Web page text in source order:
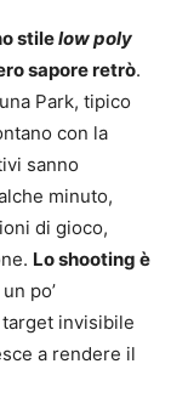
stilelow poly
sapore retrò.
Park, tipico
con la
sanno
minuto,
di gioco,
Lo shooting è
po’
invisibile
a rendere il